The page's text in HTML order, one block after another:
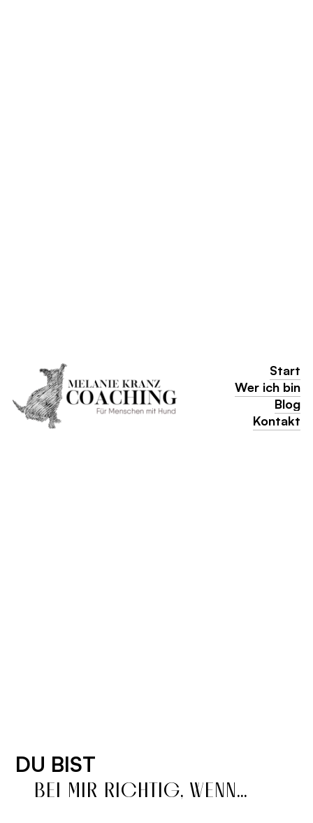
Start
Start
Wer ich bin
Wer ich bin
Blog
Blog
Kontakt
Kontakt
DU BIST
BEI MIR RICHTIG, WENN...